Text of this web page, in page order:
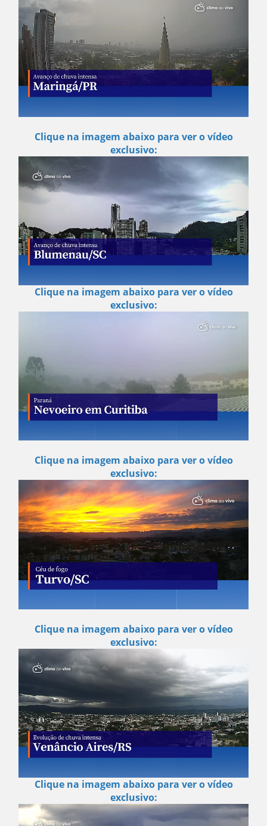
Clique na imagem abaixo para ver o vídeo
exclusivo:
Clique na imagem abaixo para ver o vídeo
exclusivo:
Clique na imagem abaixo para ver o vídeo
exclusivo:
Clique na imagem abaixo para ver o vídeo
exclusivo:
Clique na imagem abaixo para ver o vídeo
exclusivo: